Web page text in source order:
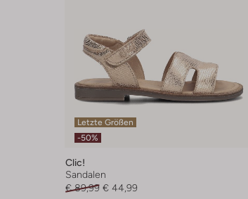
Letzte Größen
-50%
Clic!
Sandalen
€ 89,99 € 44,99